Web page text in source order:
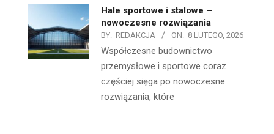
Hale sportowe i stalowe –
nowoczesne rozwiązania
BY: REDAKCJA ON: 8 LUTEGO, 2026
Współczesne budownictwo
przemysłowe i sportowe coraz
częściej sięga po nowoczesne
rozwiązania, które